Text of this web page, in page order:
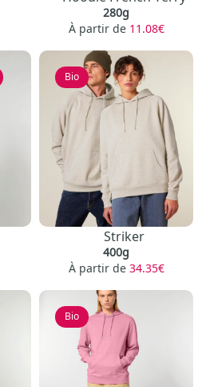
280g
À partir de 11.08€
Bio
Striker
400g
À partir de 34.35€
Bio